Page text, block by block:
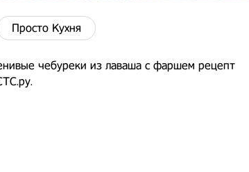
Просто Кухня
чебуреки из лаваша с фаршем рецепт